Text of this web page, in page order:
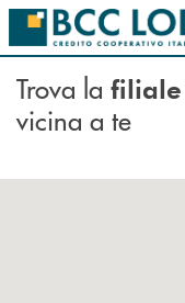
Salta al contenuto principale
Trova la filiale
vicina a te